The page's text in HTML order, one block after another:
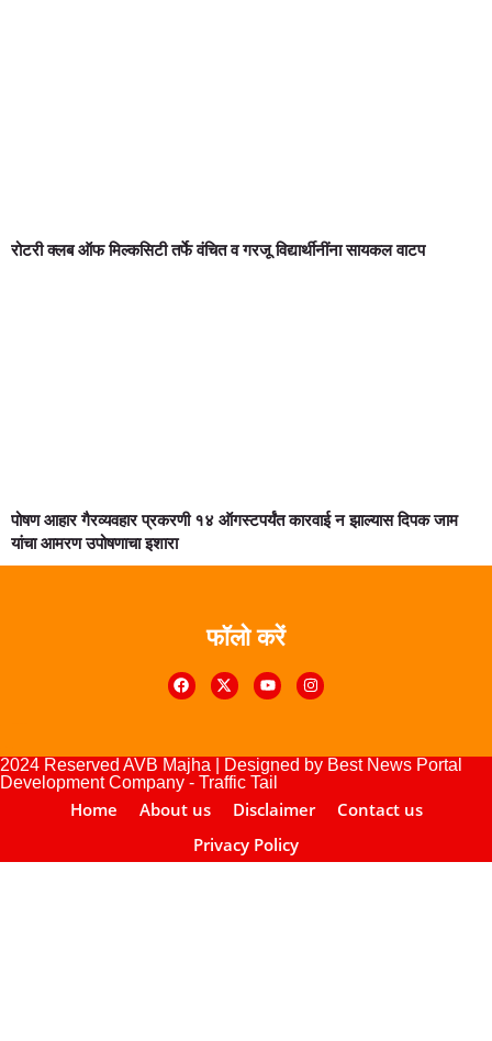
रोटरी क्लब ऑफ मिल्कसिटी तर्फे वंचित व गरजू विद्यार्थीनींना सायकल वाटप
पोषण आहार गैरव्यवहार प्रकरणी १४ ऑगस्टपर्यंत कारवाई न झाल्यास दिपक जाम
यांचा आमरण उपोषणाचा इशारा
फॉलो करें
2024 Reserved AVB Majha | Designed by Best News Portal
Development Company - Traffic Tail
Home About us Disclaimer
Contact us
Privacy Policy